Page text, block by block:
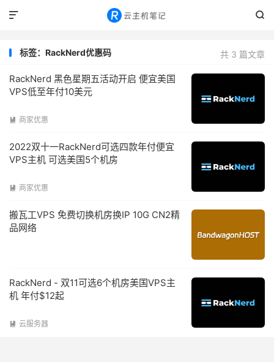


共 3 篇文章
标签：RackNerd优惠码
RackNerd 黑色星期五活动开启 便宜美国
VPS低至年付10美元
 商家优惠
2022双十一RackNerd可选四款年付便宜
VPS主机 可选美国5个机房
 商家优惠
搬瓦工VPS 免费切换机房换IP 10G CN2精
品网络
RackNerd - 双11可选6个机房美国VPS主
机 年付$12起
 云服务器